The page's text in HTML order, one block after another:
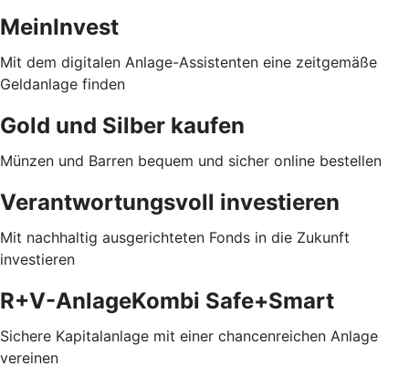
MeinInvest
Mit dem digitalen Anlage-Assistenten eine zeitgemäße
Geldanlage finden
Gold und Silber kaufen
Münzen und Barren bequem und sicher online bestellen
Verantwortungsvoll investieren
Mit nachhaltig ausgerichteten Fonds in die Zukunft
investieren
R+V-AnlageKombi Safe+Smart
Sichere Kapitalanlage mit einer chancenreichen Anlage
vereinen